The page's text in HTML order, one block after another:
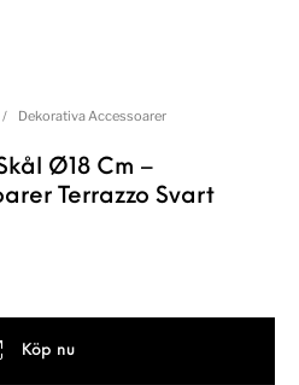
/ Dekorativa Accessoarer
Ø18 Cm –
Terrazzo Svart
Köp nu